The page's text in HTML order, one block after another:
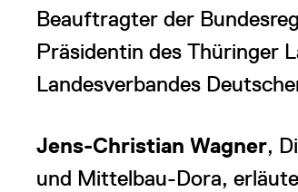
Beauftragter der
Präsidentin des Thüringer
Landesverbandes
Jens-Christian Wagner,
und Mittelbau-Dora,